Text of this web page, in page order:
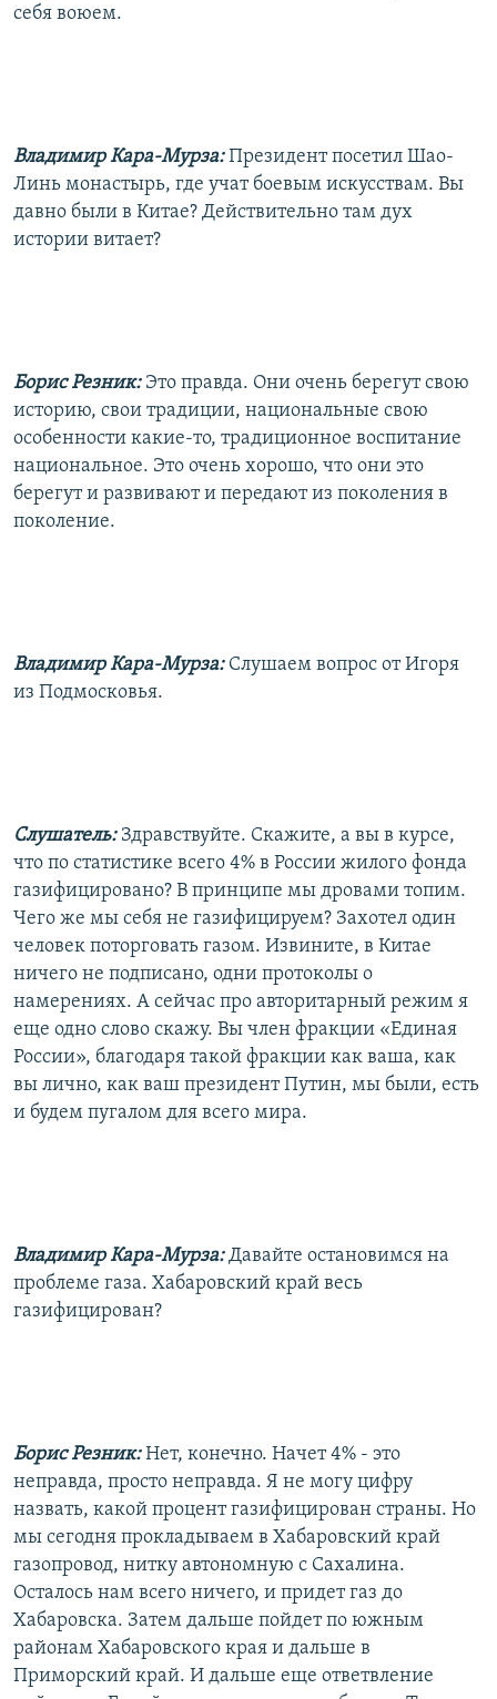
себя воюем.
Владимир Кара-Мурза:Президент посетил Шао-
Линь монастырь, где учат боевым искусствам. Вы
давно были в Китае? Действительно там дух
истории витает?
Борис Резник: Это правда. Они очень берегут свою
историю, свои традиции, национальные свою
особенности какие-то, традиционное воспитание
национальное. Это очень хорошо, что они это
берегут и развивают и передают из поколения в
поколение.
Владимир Кара-Мурза: Слушаем вопрос от Игоря
из Подмосковья.
Слушатель: Здравствуйте. Скажите, а вы в курсе,
что по статистике всего 4% в России жилого фонда
газифицировано? В принципе мы дровами топим.
Чего же мы себя не газифицируем? Захотел один
человек поторговать газом. Извините, в Китае
ничего не подписано, одни протоколы о
намерениях. А сейчас про авторитарный режим я
еще одно слово скажу. Вы член фракции «Единая
России», благодаря такой фракции как ваша, как
вы лично, как ваш президент Путин, мы были, есть
и будем пугалом для всего мира.
Владимир Кара-Мурза:Давайте остановимся на
проблеме газа. Хабаровский край весь
газифицирован?
Борис Резник:Нет, конечно. Начет 4% - это
неправда, просто неправда. Я не могу цифру
назвать, какой процент газифицирован страны. Но
мы сегодня прокладываем в Хабаровский край
газопровод, нитку автономную с Сахалина.
Осталось нам всего ничего, и придет газ до
Хабаровска. Затем дальше пойдет по южным
районам Хабаровского края и дальше в
Приморский край. И дальше еще ответвление